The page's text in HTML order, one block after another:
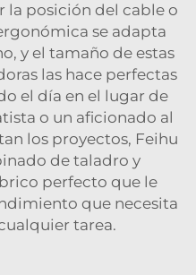
la posición del cable o
se adapta
y el tamaño de estas
las hace perfectas
el día en el lugar de
o un aficionado al
los proyectos, Feihu
de taladro y
perfecto que le
que necesita
tarea.